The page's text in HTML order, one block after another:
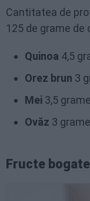
Cantitatea de
125 de grame de
Quinoa 4,5
Orez brun 3
Mei 3,5
Ovăz 3
Fructe